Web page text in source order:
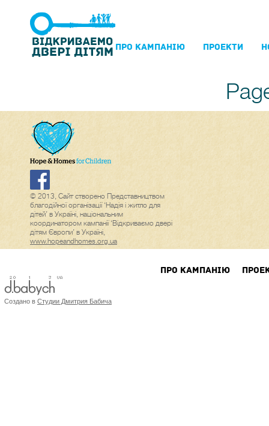
ПРО КАМПАНIЮ ПРОЕКТИ
© 2013, Сайт створено Представництвом
благодійної організації ‘Надія і житло для
дітей’ в Україні, національним
координатором кампанії ‘Відкриваємо двері
дітям Європи’ в Україні,
www.hopeandhomes.org.ua
ПРО КАМПАНIЮ
Создано в Студии Дмитрия Бабича